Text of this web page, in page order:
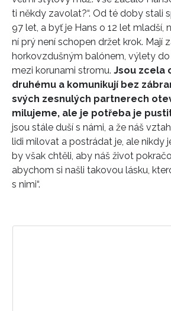
ti někdy zavolat?“. Od té doby stali
97 let, a byť je Hans o 12 let mladší,
ní prý není schopen držet krok. Mají
horkovzdušným balónem, výlety
mezi korunami stromu. Jsou zcela
druhému a komunikují bez
svých zesnulých partnerech
milujeme, ale je potřeba je
jsou stále duší s námi, a že náš
lidi milovat a postrádat je, ale nikdy
by však chtěli, aby náš život
abychom si našli takovou lásku,
s nimi“.